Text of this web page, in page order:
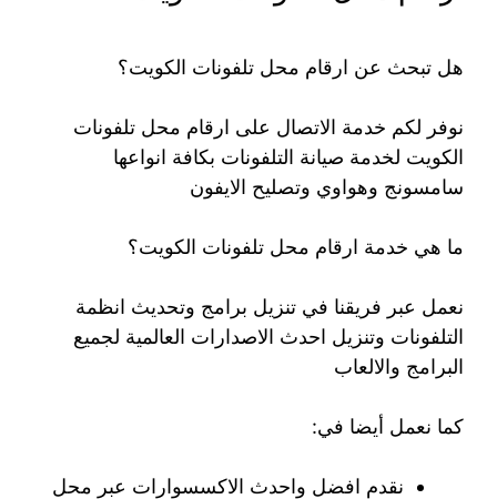
هل تبحث عن ارقام محل تلفونات الكويت؟
نوفر لكم خدمة الاتصال على ارقام محل تلفونات
الكويت لخدمة صيانة التلفونات بكافة انواعها
سامسونج وهواوي وتصليح الايفون
ما هي خدمة ارقام محل تلفونات الكويت؟
نعمل عبر فريقنا في تنزيل برامج وتحديث انظمة
التلفونات وتنزيل احدث الاصدارات العالمية لجميع
البرامج والالعاب
كما نعمل أيضا في:
نقدم افضل واحدث الاكسسوارات عبر محل